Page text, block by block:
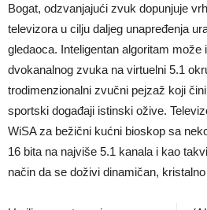
Bogat, odzvanjajući zvuk dopunjuje
televizora u cilju daljeg unapređenja
gledaoca. Inteligentan algoritam može
dvokanalnog zvuka na virtuelni 5.1
trodimenzionalni zvučni pejzaž koji
sportski događaji istinski ožive.
WiSA za bežični kućni bioskop sa
16 bita na najviše 5.1 kanala i kao
način da se doživi dinamičan,